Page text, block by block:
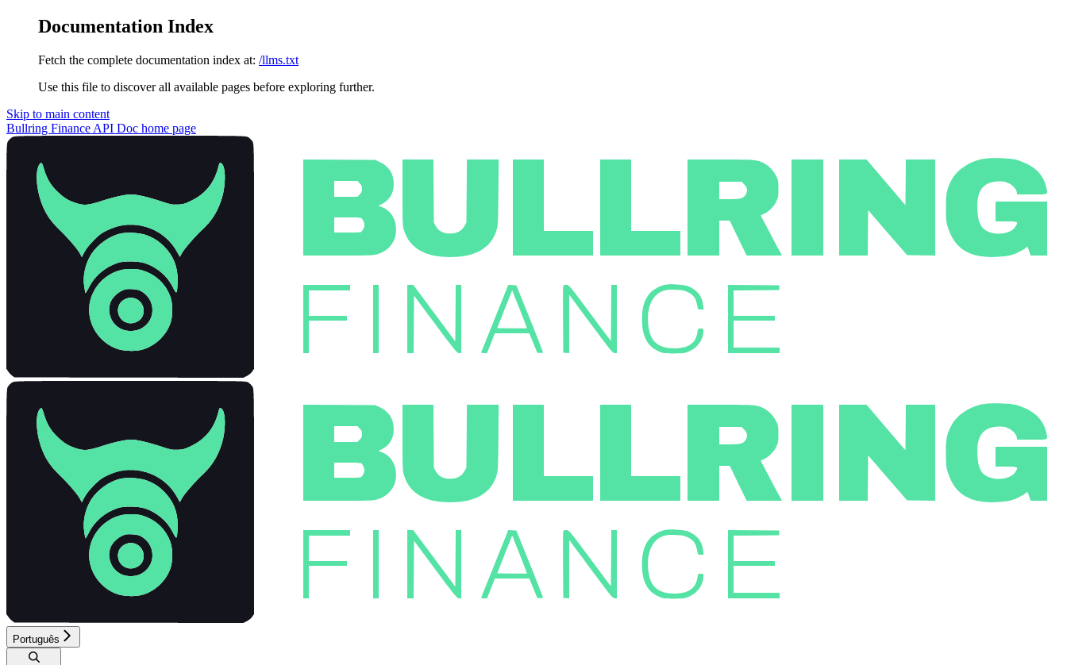
Documentation Index
Fetch the complete documentation index at: /llms.txt
Use this file to discover all available pages before exploring further.
Skip to main content
Bullring Finance API Doc home page
Português